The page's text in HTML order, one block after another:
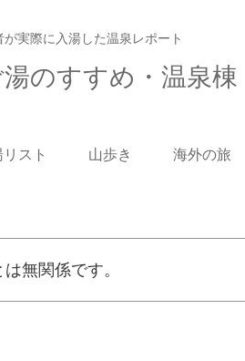
が実際に入湯した温泉レポート
のすすめ・温泉棟
スト 山歩き 海外の旅
無関係です。